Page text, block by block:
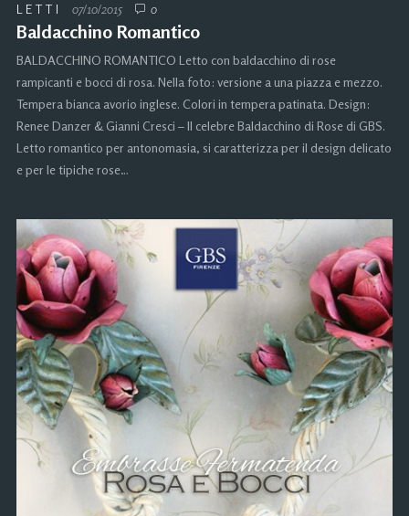
LETTI 07/10/2015 0
Baldacchino Romantico
BALDACCHINO ROMANTICO Letto con baldacchino di rose
rampicanti e bocci di rosa. Nella foto: versione a una piazza e mezzo.
Tempera bianca avorio inglese. Colori in tempera patinata. Design:
Renee Danzer & Gianni Cresci – Il celebre Baldacchino di Rose di GBS.
Letto romantico per antonomasia, si caratterizza per il design delicato
e per le tipiche rose…